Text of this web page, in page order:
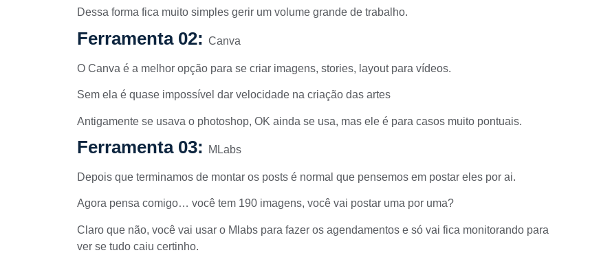
Dessa forma fica muito simples gerir um volume grande de trabalho.
Ferramenta 02: Canva
O Canva é a melhor opção para se criar imagens, stories, layout para vídeos.
Sem ela é quase impossível dar velocidade na criação das artes
Antigamente se usava o photoshop, OK ainda se usa, mas ele é para casos muito pontuais.
Ferramenta 03: MLabs
Depois que terminamos de montar os posts é normal que pensemos em postar eles por ai.
Agora pensa comigo… você tem 190 imagens, você vai postar uma por uma?
Claro que não, você vai usar o Mlabs para fazer os agendamentos e só vai fica monitorando para
ver se tudo caiu certinho.